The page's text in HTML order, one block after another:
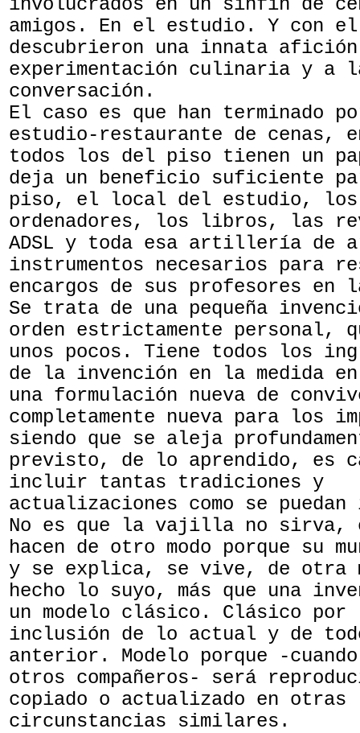
involucrados en un sinfin de
amigos. En el estudio. Y con
descubrieron una innata
experimentación culinaria y a
conversación.
El caso es que han terminado
estudio-restaurante de cenas,
todos los del piso tienen un
deja un beneficio suficiente
piso, el local del estudio, los
ordenadores, los libros, las
ADSL y toda esa artillería de
instrumentos necesarios para
encargos de sus profesores en
Se trata de una pequeña
orden estrictamente personal,
unos pocos. Tiene todos los
de la invención en la medida
una formulación nueva de
completamente nueva para los
siendo que se aleja
previsto, de lo aprendido, es
incluir tantas tradiciones y
actualizaciones como se
No es que la vajilla no sirva,
hacen de otro modo porque su
y se explica, se vive, de otra
hecho lo suyo, más que una
un modelo clásico. Clásico por
inclusión de lo actual y de
anterior. Modelo porque -
otros compañeros- será
copiado o actualizado en otras
circunstancias similares.